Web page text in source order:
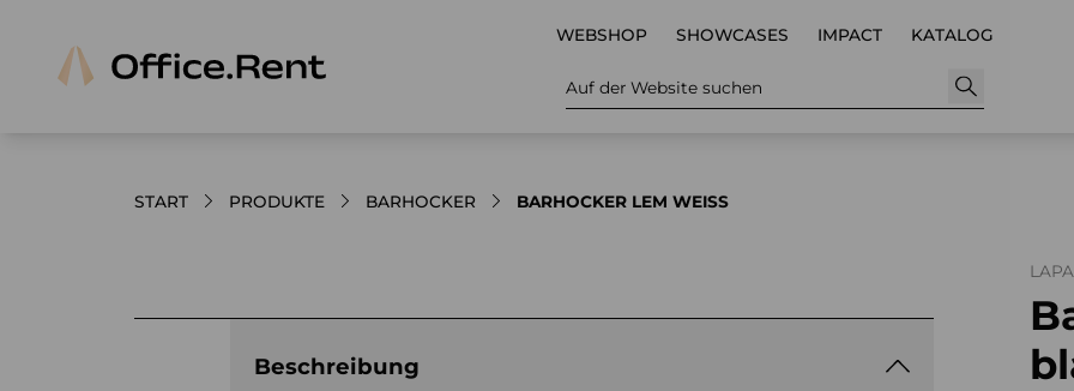
WEBSHOP SHOWCASES IMPACT KATALOG
Auf der Website suchen
START PRODUKTE BARHOCKER BARHOCKER LEM WEISS
Beschreibung